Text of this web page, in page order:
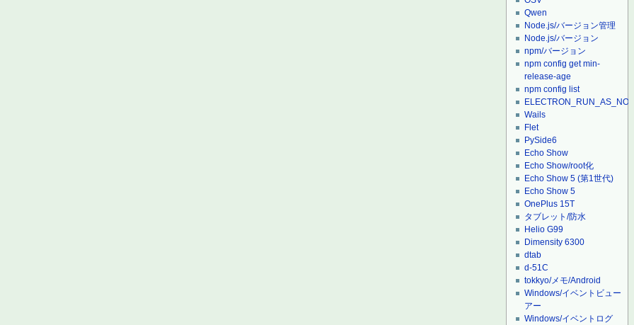
Qwen
Node.js/バージョン管理
Node.js/バージョン
npm/バージョン
npm config get min-
release-age
npm config list
Wails
Flet
PySide6
Echo Show
Echo Show/root化
Echo Show 5 (第1世代)
Echo Show 5
OnePlus 15T
タブレット/防水
Helio G99
Dimensity 6300
dtab
d-51C
tokkyo/メモ/Android
Windows/イベントビュー
アー
Windows/イベントログ